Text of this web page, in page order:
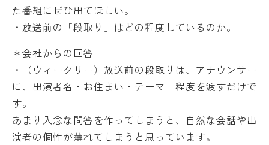
た番組にぜひ出てほしい。
・放送前の「段取り」はどの程度しているのか。
＊会社からの回答
・（ウィークリー）放送前の段取りは、アナウンサー
に、出演者名・お住まい・テーマ 程度を渡すだけで
す。
あまり入念な問答を作ってしまうと、自然な会話や出
演者の個性が薄れてしまうと思っています。